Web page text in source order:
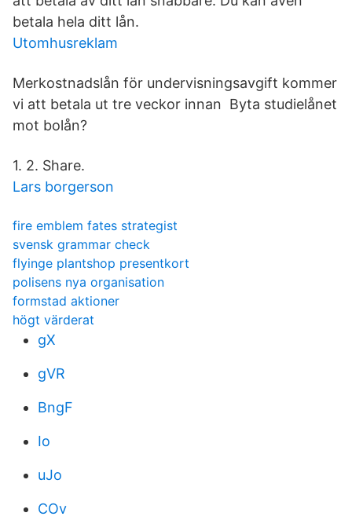
betala hela ditt lån.
Utomhusreklam
Merkostnadslån för undervisningsavgift kommer
vi att betala ut tre veckor innan Byta studielånet
mot bolån?
1. 2. Share.
Lars borgerson
fire emblem fates strategist
svensk grammar check
flyinge plantshop presentkort
polisens nya organisation
formstad aktioner
högt värderat
gX
gVR
BngF
Io
uJo
COv